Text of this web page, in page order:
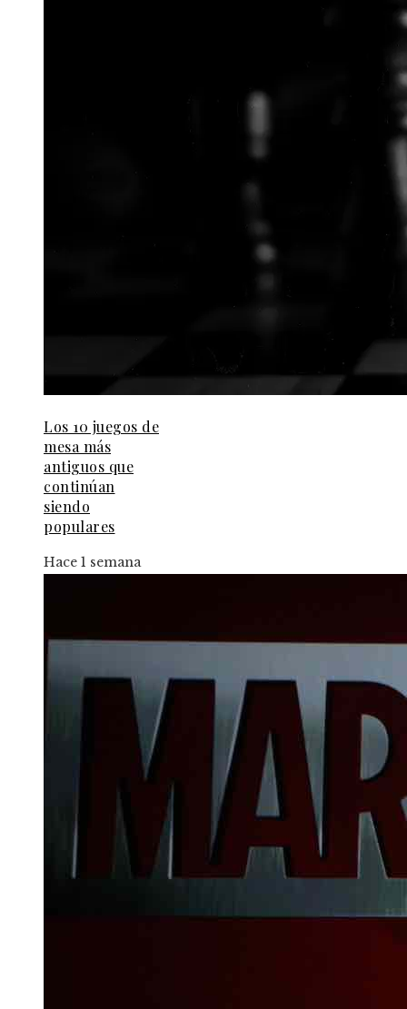
Los 10 juegos de
mesa más
antiguos que
continúan
siendo
populares
Hace 1 semana